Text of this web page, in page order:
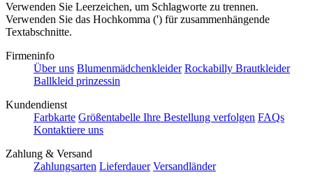
Verwenden Sie Leerzeichen, um Schlagworte zu trennen.
Verwenden Sie das Hochkomma (') für zusammenhängende
Textabschnitte.
Firmeninfo
Über uns Blumenmädchenkleider Rockabilly Brautkleider
Ballkleid prinzessin
Kundendienst
Farbkarte Größentabelle Ihre Bestellung verfolgen FAQs
Kontaktiere uns
Zahlung & Versand
Zahlungsarten Lieferdauer Versandländer